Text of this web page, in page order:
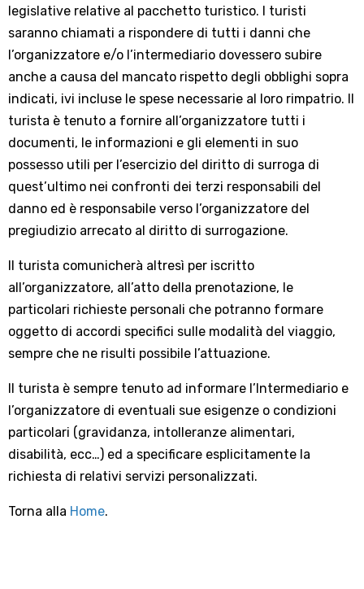
legislative relative al pacchetto turistico. I turisti
saranno chiamati a rispondere di tutti i danni che
l’organizzatore e/o l’intermediario dovessero subire
anche a causa del mancato rispetto degli obblighi sopra
indicati, ivi incluse le spese necessarie al loro rimpatrio. Il
turista è tenuto a fornire all’organizzatore tutti i
documenti, le informazioni e gli elementi in suo
possesso utili per l’esercizio del diritto di surroga di
quest’ultimo nei confronti dei terzi responsabili del
danno ed è responsabile verso l’organizzatore del
pregiudizio arrecato al diritto di surrogazione.
Il turista comunicherà altresì per iscritto
all’organizzatore, all’atto della prenotazione, le
particolari richieste personali che potranno formare
oggetto di accordi specifici sulle modalità del viaggio,
sempre che ne risulti possibile l’attuazione.
Il turista è sempre tenuto ad informare l’Intermediario e
l’organizzatore di eventuali sue esigenze o condizioni
particolari (gravidanza, intolleranze alimentari,
disabilità, ecc…) ed a specificare esplicitamente la
richiesta di relativi servizi personalizzati.
Torna alla Home.